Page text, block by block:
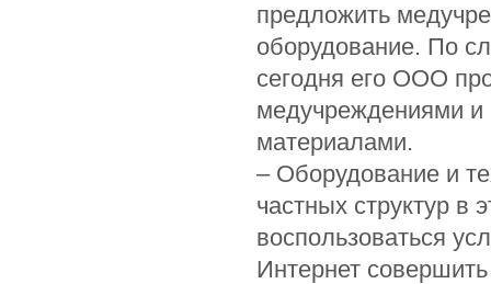
предложить
оборудование. По
сегодня его ООО
медучреждениями и
материалами.
– Оборудование и
частных структур
воспользоваться
Интернет